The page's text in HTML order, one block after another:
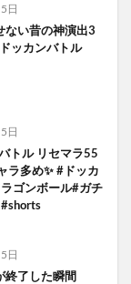
日
ない昔の神演出3
ッカンバトル
日
トル リセマラ55
ラ多め✨️ #ドッカ
ゴンボール#ガチ
日
終了した瞬間